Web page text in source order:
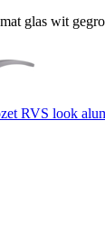
glas wit
RVS look